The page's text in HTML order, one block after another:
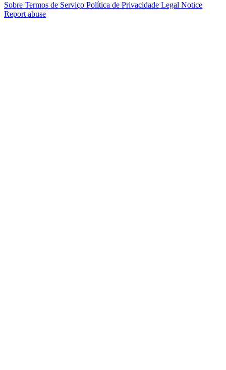
Sobre Termos de Serviço Política de Privacidade Legal Notice
Report abuse